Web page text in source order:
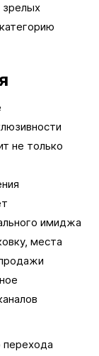
зрелых
не только
имиджа
места
перехода